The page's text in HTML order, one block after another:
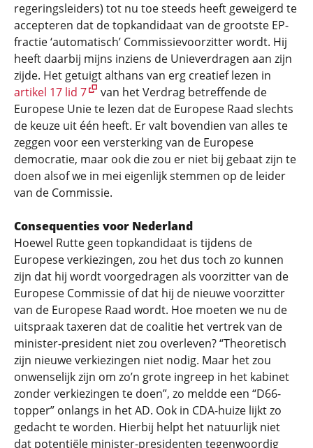
regeringsleiders) tot nu toe steeds heeft geweigerd te
accepteren dat de topkandidaat van de grootste EP-
fractie ‘automatisch’ Commissievoorzitter wordt. Hij
heeft daarbij mijns inziens de Unieverdragen aan zijn
zijde. Het getuigt althans van erg creatief lezen in
artikel 17 lid 7
van het Verdrag betreffende de
Europese Unie te lezen dat de Europese Raad slechts
de keuze uit één heeft. Er valt bovendien van alles te
zeggen voor een versterking van de Europese
democratie, maar ook die zou er niet bij gebaat zijn te
doen alsof we in mei eigenlijk stemmen op de leider
van de Commissie.
Consequenties voor Nederland
Hoewel Rutte geen topkandidaat is tijdens de
Europese verkiezingen, zou het dus toch zo kunnen
zijn dat hij wordt voorgedragen als voorzitter van de
Europese Commissie of dat hij de nieuwe voorzitter
van de Europese Raad wordt. Hoe moeten we nu de
uitspraak taxeren dat de coalitie het vertrek van de
minister-president niet zou overleven? “Theoretisch
zijn nieuwe verkiezingen niet nodig. Maar het zou
onwenselijk zijn om zo’n grote ingreep in het kabinet
zonder verkiezingen te doen”, zo meldde een “D66-
topper” onlangs in het AD. Ook in CDA-huize lijkt zo
gedacht te worden. Hierbij helpt het natuurlijk niet
dat potentiële minister-presidenten tegenwoordig